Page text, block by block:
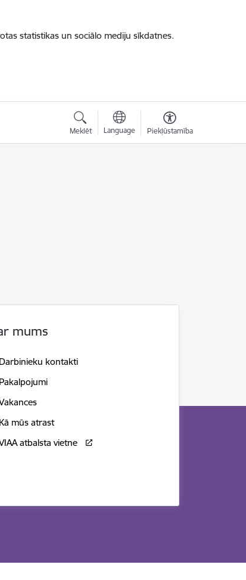
statistikas un sociālo mediju sīkdatnes.
Meklēt Language Piekļūstamība
mums
Darbinieku kontakti
Pakalpojumi
Kā mūs atrast
atbalsta vietne